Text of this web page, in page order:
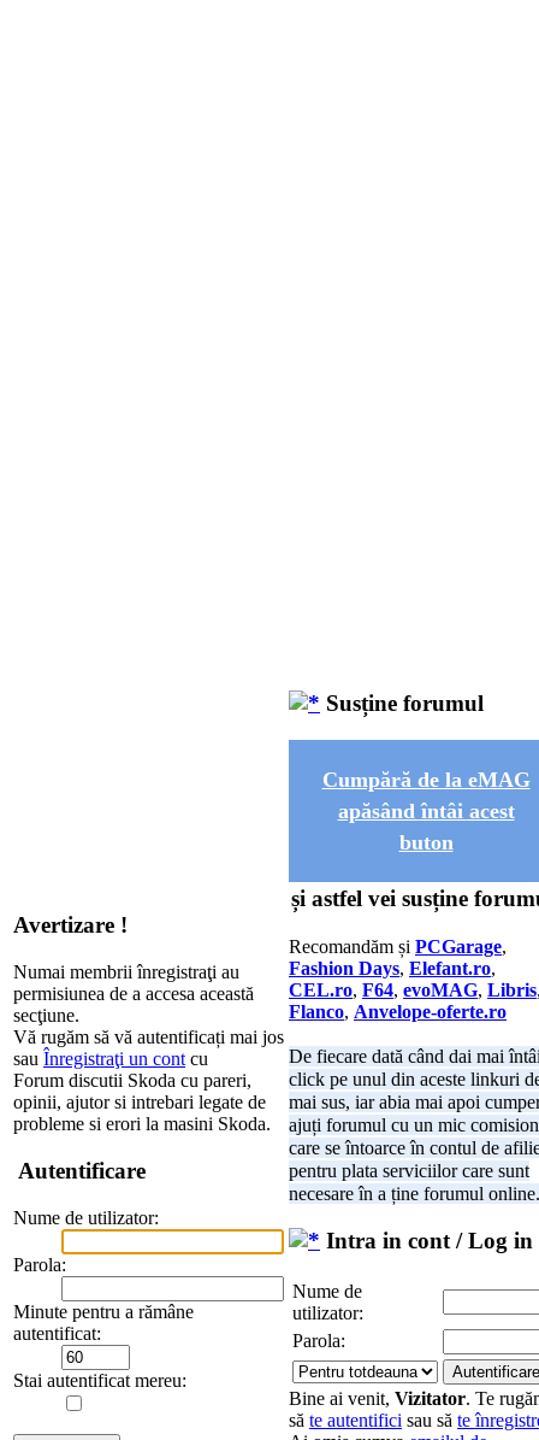
Avertizare !
Numai membrii înregistraţi au
permisiunea de a accesa această
secţiune.
Vă rugăm să vă autentificați mai jos
sau Înregistraţi un cont cu
Forum discutii Skoda cu pareri,
opinii, ajutor si intrebari legate de
probleme si erori la masini Skoda.
Autentificare
Nume de utilizator:
Parola:
Minute pentru a rămâne
autentificat:
Stai autentificat mereu:
Susține forumul
Cumpără de la eMAG
apăsând întâi acest
buton
și astfel vei susține
Recomandăm și PCGarage,
Fashion Days, Elefant.ro,
CEL.ro, F64, evoMAG, Libris
Flanco, Anvelope-oferte.ro
De fiecare dată când dai mai
click pe unul din aceste linkuri
mai sus, iar abia mai apoi
ajuți forumul cu un mic comision
care se întoarce în contul de
pentru plata serviciilor care sunt
necesare în a ține forumul online.
Intra in cont / Log in
Nume de
utilizator:
Parola:
Bine ai venit, Vizitator. Te
să te autentifici sau să te